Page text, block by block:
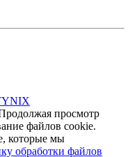
просмотр
файлов cookie.
которые мы
обработки файлов